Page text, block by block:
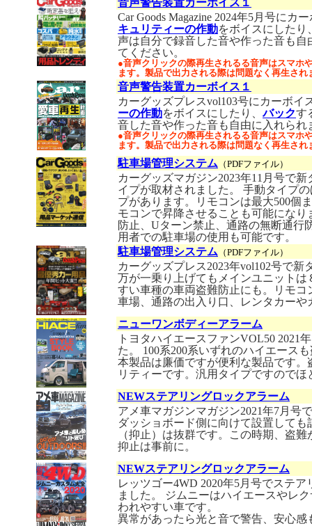
音声警告装置カーボイス１
Car Goods Magazine 2024年5月号にカ
キュリティーの作動をボイスにしたり
声は自分で録音した音や作った音も
てください。
●音声クリックの際再生されるる音声はスマホ
ます。製品で出力される際は問題なく再生され
音声警告装置カーボイス１
カーグッズプレスvol103号にカーボイ
ーの作動をボイスにしたり、バックす
音した音や作った音も自由に入れら
●音声クリックの際再生されるる音声はスマホ
ます。製品で出力される際は問題なく再生され
駐車場管理システム （PDFファイル）
カーグッズマガジン2023年11月号で
イプが取材されました。 手動タイプ
プがあります。リモコンは最大500個
モコンで昇降させることも可能にな
防止、Uターン禁止、通路の無断通行
用者での駐車場の使用も可能です。
駐車場管理システム （PDFファイル）
カーグッズプレス2023年vol102号で
万が一乗り上げてもメインユニット
すい車種の車両盗難防止にも。リモ
車場、通路の出入り口、レンタカー
ニューワンボディーアラーム
トヨタハイエースファンVOL50 2021
た。 100系200系いずれのハイエース
本製品は廉価ですが便利な製品です
リティーです。汎用タイプですので
NEWステアリングロックアラーム
アメ車マガジンマガジン2021年7月号
ダッショボード側に向けて設置して
（抑止）は抜群です。この時期、盗
抑止は事前に。
NEWステアリングロックアラーム
レッツゴー4WD 2020年5月号でステ
ました。 ジムニーはハイエースやレ
われやすい車です。
異常があったら光と音で警告、安心感